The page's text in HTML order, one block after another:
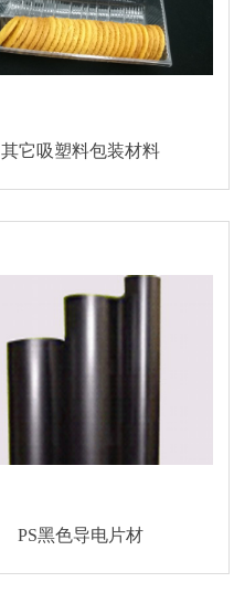
其它吸塑料包装材料
PS黑色导电片材